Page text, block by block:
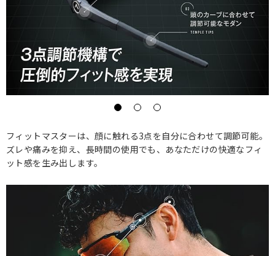
フィットマスターは、顔に触れる3点を自分に合わせて調節可能。
ズレや痛みを抑え、長時間の使用でも、あなただけの快適なフィ
ット感を生み出します。